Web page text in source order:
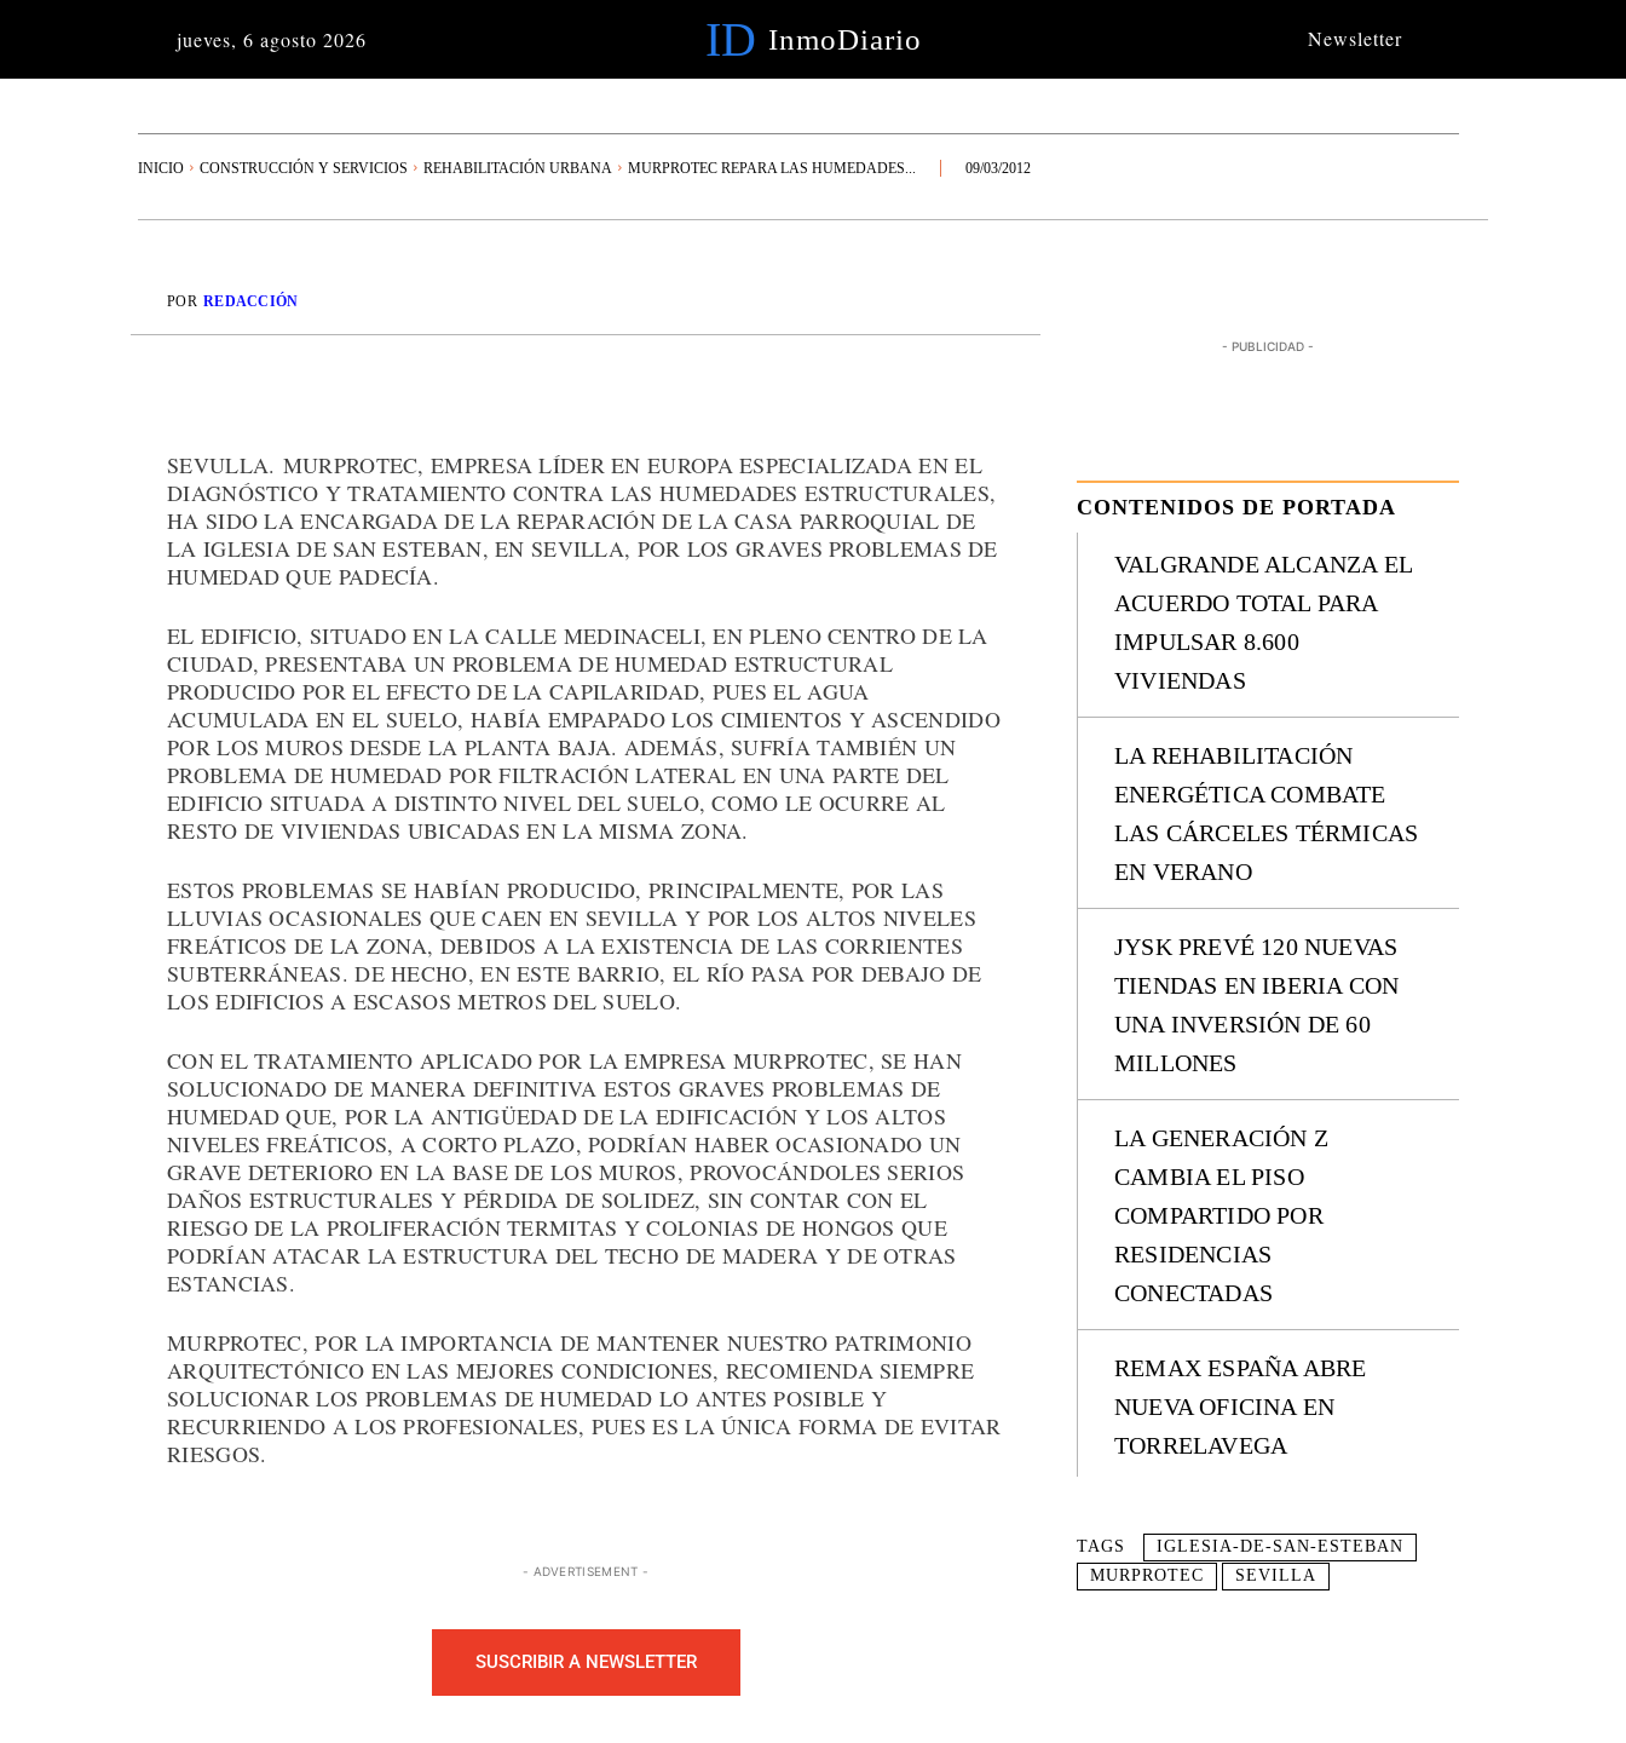
jueves, 6 agosto 2026 ID InmoDiario Newsletter
INICIO CONSTRUCCIÓN Y SERVICIOS REHABILITACIÓN URBANA MURPROTEC REPARA LAS HUMEDADES... 09/03/2012
POR REDACCIÓN
SEVULLA. MURPROTEC, EMPRESA LÍDER EN EUROPA ESPECIALIZADA EN EL
DIAGNÓSTICO Y TRATAMIENTO CONTRA LAS HUMEDADES ESTRUCTURALES,
HA SIDO LA ENCARGADA DE LA REPARACIÓN DE LA CASA PARROQUIAL DE
LA IGLESIA DE SAN ESTEBAN, EN SEVILLA, POR LOS GRAVES PROBLEMAS DE
HUMEDAD QUE PADECÍA.
EL EDIFICIO, SITUADO EN LA CALLE MEDINACELI, EN PLENO CENTRO DE LA
CIUDAD, PRESENTABA UN PROBLEMA DE HUMEDAD ESTRUCTURAL
PRODUCIDO POR EL EFECTO DE LA CAPILARIDAD, PUES EL AGUA
ACUMULADA EN EL SUELO, HABÍA EMPAPADO LOS CIMIENTOS Y ASCENDIDO
POR LOS MUROS DESDE LA PLANTA BAJA. ADEMÁS, SUFRÍA TAMBIÉN UN
PROBLEMA DE HUMEDAD POR FILTRACIÓN LATERAL EN UNA PARTE DEL
EDIFICIO SITUADA A DISTINTO NIVEL DEL SUELO, COMO LE OCURRE AL
RESTO DE VIVIENDAS UBICADAS EN LA MISMA ZONA.
ESTOS PROBLEMAS SE HABÍAN PRODUCIDO, PRINCIPALMENTE, POR LAS
LLUVIAS OCASIONALES QUE CAEN EN SEVILLA Y POR LOS ALTOS NIVELES
FREÁTICOS DE LA ZONA, DEBIDOS A LA EXISTENCIA DE LAS CORRIENTES
SUBTERRÁNEAS. DE HECHO, EN ESTE BARRIO, EL RÍO PASA POR DEBAJO DE
LOS EDIFICIOS A ESCASOS METROS DEL SUELO.
CON EL TRATAMIENTO APLICADO POR LA EMPRESA MURPROTEC, SE HAN
SOLUCIONADO DE MANERA DEFINITIVA ESTOS GRAVES PROBLEMAS DE
HUMEDAD QUE, POR LA ANTIGÜEDAD DE LA EDIFICACIÓN Y LOS ALTOS
NIVELES FREÁTICOS, A CORTO PLAZO, PODRÍAN HABER OCASIONADO UN
GRAVE DETERIORO EN LA BASE DE LOS MUROS, PROVOCÁNDOLES SERIOS
DAÑOS ESTRUCTURALES Y PÉRDIDA DE SOLIDEZ, SIN CONTAR CON EL
RIESGO DE LA PROLIFERACIÓN TERMITAS Y COLONIAS DE HONGOS QUE
PODRÍAN ATACAR LA ESTRUCTURA DEL TECHO DE MADERA Y DE OTRAS
ESTANCIAS.
MURPROTEC, POR LA IMPORTANCIA DE MANTENER NUESTRO PATRIMONIO
ARQUITECTÓNICO EN LAS MEJORES CONDICIONES, RECOMIENDA SIEMPRE
SOLUCIONAR LOS PROBLEMAS DE HUMEDAD LO ANTES POSIBLE Y
RECURRIENDO A LOS PROFESIONALES, PUES ES LA ÚNICA FORMA DE EVITAR
RIESGOS.
- ADVERTISEMENT -
SUSCRIBIR A NEWSLETTER
- PUBLICIDAD -
CONTENIDOS DE PORTADA
VALGRANDE ALCANZA EL
ACUERDO TOTAL PARA
IMPULSAR 8.600
VIVIENDAS
LA REHABILITACIÓN
ENERGÉTICA COMBATE
LAS CÁRCELES TÉRMICAS
EN VERANO
JYSK PREVÉ 120 NUEVAS
TIENDAS EN IBERIA CON
UNA INVERSIÓN DE 60
MILLONES
LA GENERACIÓN Z
CAMBIA EL PISO
COMPARTIDO POR
RESIDENCIAS
CONECTADAS
REMAX ESPAÑA ABRE
NUEVA OFICINA EN
TORRELAVEGA
TAGS
IGLESIA-DE-SAN-ESTEBAN
MURPROTEC
SEVILLA